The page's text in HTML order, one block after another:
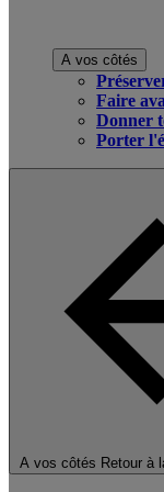
A vos côtés
Faire
Donner
Porter
A vos côtés Retour à